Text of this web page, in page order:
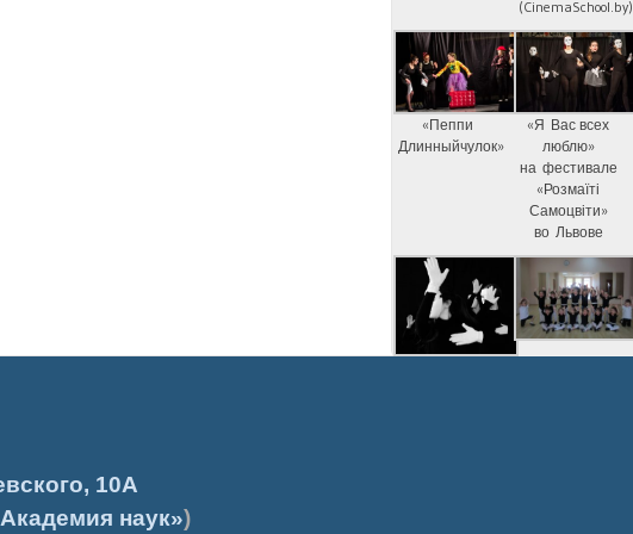
(CinemaSchool.by)
«Пеппи
Длинныйчулок»
«Я Вас всех
люблю»
на фестивале
«Розмаїті
Самоцвіти»
во Львове
10А
наук»)